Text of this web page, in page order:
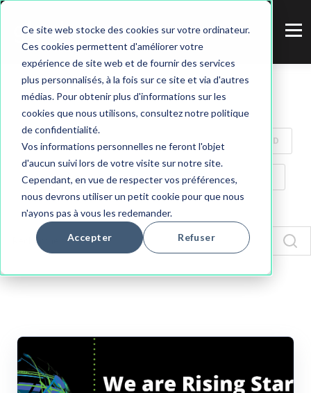
Ce site web stocke des cookies sur votre ordinateur.
Ces cookies permettent d'améliorer votre
expérience de site web et de fournir des services
plus personnalisés, à la fois sur ce site et via d'autres
médias. Pour obtenir plus d'informations sur les
cookies que nous utilisons, consultez notre politique
de confidentialité.
Vos informations personnelles ne feront l'objet
d'aucun suivi lors de votre visite sur notre site.
Cependant, en vue de respecter vos préférences,
nous devrons utiliser un petit cookie pour que nous
n'ayons pas à vous les redemander.
Accepter Refuser
INSPIRATION
PUBLICITÉ LOCALE MARKETING INSPIRED
CASE STUDY REVUE DE PRESSE SOCIÉTÉ
IMMOBILIER TÉMOIGNAGE